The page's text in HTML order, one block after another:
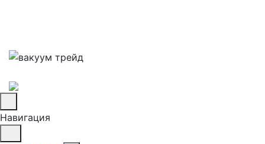
Навигация